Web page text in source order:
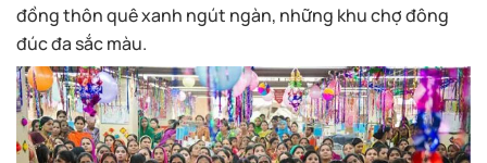
đồng thôn quê xanh ngút ngàn, những khu chợ đông
đúc đa sắc màu.